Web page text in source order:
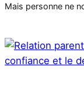
Mais personne ne